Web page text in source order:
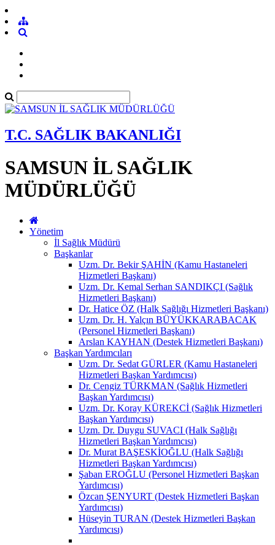
T.C. SAĞLIK BAKANLIĞI
SAMSUN İL SAĞLIK
MÜDÜRLÜĞÜ
Yönetim
İl Sağlık Müdürü
Başkanlar
Uzm. Dr. Bekir ŞAHİN (Kamu Hastaneleri
Hizmetleri Başkanı)
Uzm. Dr. Kemal Serhan SANDIKÇI (Sağlık
Hizmetleri Başkanı)
Dr. Hatice ÖZ (Halk Sağlığı Hizmetleri Başkanı)
Uzm. Dr. H. Yalçın BÜYÜKKARABACAK
(Personel Hizmetleri Başkanı)
Arslan KAYHAN (Destek Hizmetleri Başkanı)
Başkan Yardımcıları
Uzm. Dr. Sedat GÜRLER (Kamu Hastaneleri
Hizmetleri Başkan Yardımcısı)
Dr. Cengiz TÜRKMAN (Sağlık Hizmetleri
Başkan Yardımcısı)
Uzm. Dr. Koray KÜREKCİ (Sağlık Hizmetleri
Başkan Yardımcısı)
Uzm. Dr. Duygu SUVACI (Halk Sağlığı
Hizmetleri Başkan Yardımcısı)
Dr. Murat BAŞESKİOĞLU (Halk Sağlığı
Hizmetleri Başkan Yardımcısı)
Şaban EROĞLU (Personel Hizmetleri Başkan
Yardımcısı)
Özcan ŞENYURT (Destek Hizmetleri Başkan
Yardımcısı)
Hüseyin TURAN (Destek Hizmetleri Başkan
Yardımcısı)